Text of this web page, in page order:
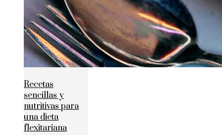
Recetas
sencillas y
nutritivas para
una dieta
flexitariana